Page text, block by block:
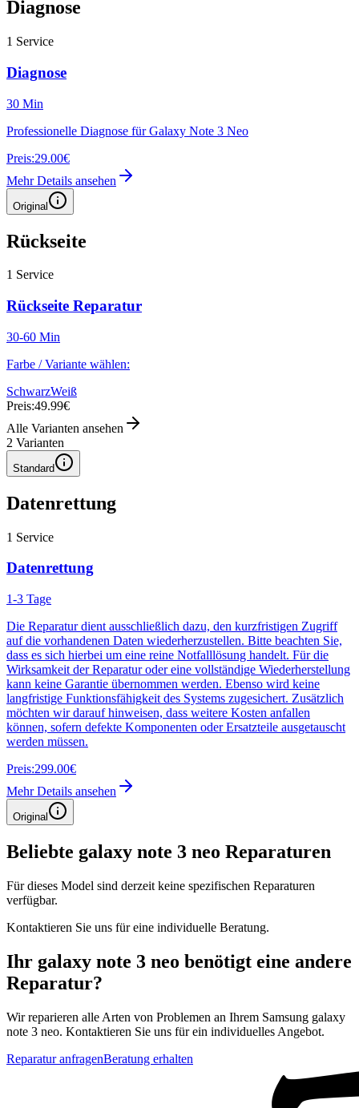
Diagnose
1 Service
Diagnose
30 Min
Professionelle Diagnose für Galaxy Note 3 Neo
Preis:29.00€
Mehr Details ansehen
Original
Rückseite
1 Service
Rückseite Reparatur
30-60 Min
Farbe / Variante wählen:
SchwarzWeiß
Preis:49.99€
Alle Varianten ansehen
2 Varianten
Standard
Datenrettung
1 Service
Datenrettung
1-3 Tage
Die Reparatur dient ausschließlich dazu, den kurzfristigen Zugriff
auf die vorhandenen Daten wiederherzustellen. Bitte beachten Sie,
dass es sich hierbei um eine reine Notfalllösung handelt. Für die
Wirksamkeit der Reparatur oder eine vollständige Wiederherstellung
kann keine Garantie übernommen werden. Ebenso wird keine
langfristige Funktionsfähigkeit des Systems zugesichert. Zusätzlich
möchten wir darauf hinweisen, dass weitere Kosten anfallen
können, sofern defekte Komponenten oder Ersatzteile ausgetauscht
werden müssen.
Preis:299.00€
Mehr Details ansehen
Original
Beliebte galaxy note 3 neo Reparaturen
Für dieses Model sind derzeit keine spezifischen Reparaturen
verfügbar.
Kontaktieren Sie uns für eine individuelle Beratung.
Ihr galaxy note 3 neo benötigt eine andere
Reparatur?
Wir reparieren alle Arten von Problemen an Ihrem Samsung galaxy
note 3 neo. Kontaktieren Sie uns für ein individuelles Angebot.
Reparatur anfragenBeratung erhalten